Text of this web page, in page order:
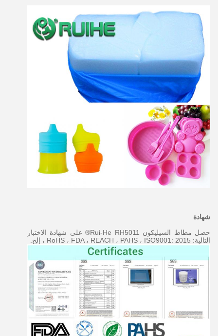
شهادة
حصل مطاط السيليكون Rui-He RH5011® على شهادة الاختبار
التالية: RoHS ، FDA ، REACH ، PAHS ، ISO9001: 2015 ، إلخ.